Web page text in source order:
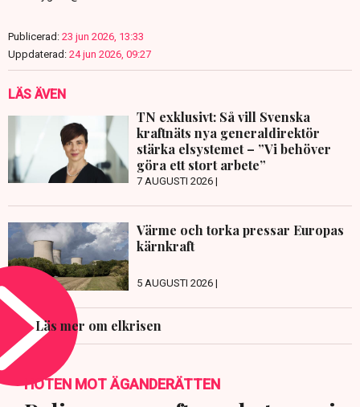
Publicerad: 23 jun 2026, 13:33
Uppdaterad: 24 jun 2026, 09:27
LÄS ÄVEN
TN exklusivt: Så vill Svenska
kraftnäts nya generaldirektör
stärka elsystemet – ”Vi behöver
göra ett stort arbete”
7 AUGUSTI 2026 |
Värme och torka pressar Europas
kärnkraft
5 AUGUSTI 2026 |
Läs mer om elkrisen
HOTEN MOT ÄGANDERÄTTEN